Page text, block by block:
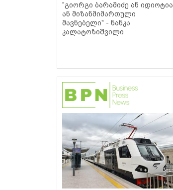
"გიორგი ბარამიძე ან იდიოტია
ან მიზანმიმართული
მავნებელი" - ნანკა
კალატოზიშვილი